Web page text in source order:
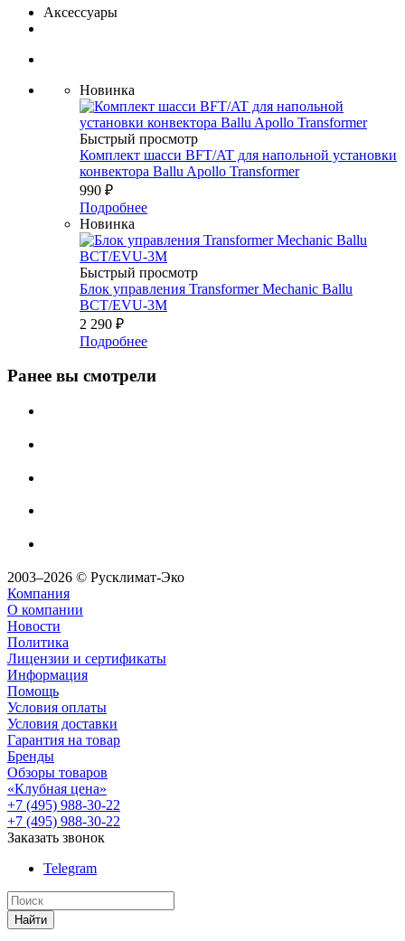
Аксессуары
Новинка
Быстрый просмотр
Комплект шасси BFT/AT для напольной установки
конвектора Ballu Apollo Transformer
990 ₽
Подробнее
Новинка
Быстрый просмотр
Блок управления Transformer Mechanic Ballu
BCT/EVU-3M
2 290 ₽
Подробнее
Ранее вы смотрели
2003–2026 © Русклимат-Эко
Компания
О компании
Новости
Политика
Лицензии и сертификаты
Информация
Помощь
Условия оплаты
Условия доставки
Гарантия на товар
Бренды
Обзоры товаров
«Клубная цена»
+7 (495) 988-30-22
+7 (495) 988-30-22
Заказать звонок
Telegram
Найти